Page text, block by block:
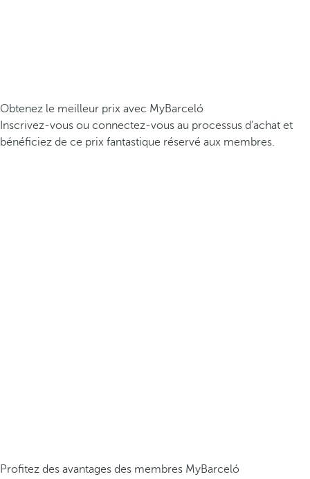
Obtenez le meilleur prix avec MyBarceló
Inscrivez-vous ou connectez-vous au processus d’achat et
bénéficiez de ce prix fantastique réservé aux membres.
Profitez des avantages des membres MyBarceló